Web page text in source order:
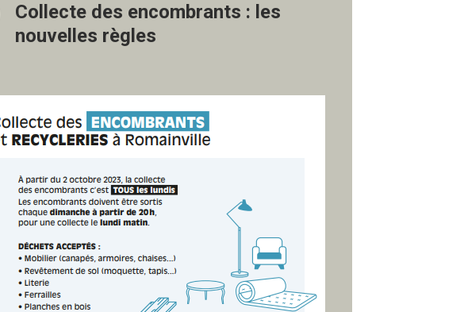
Collecte des encombrants : les
nouvelles règles